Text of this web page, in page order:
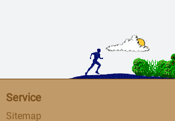
Service
Sitemap